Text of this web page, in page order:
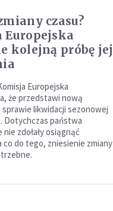
czasu?
Europejska
kolejną próbę jej
Europejska
że przedstawi nową
likwidacji sezonowej
Dotychczas państwa
nie zdołały osiągnąć
co do tego, zniesienie zmiany